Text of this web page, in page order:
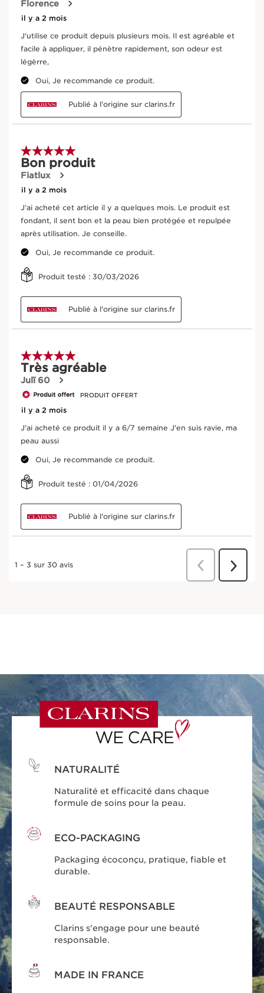
NATURALITÉ
Naturalité et efficacité dans chaque
formule de soins pour la peau.
ECO-PACKAGING
Packaging écoconçu, pratique, fiable et
durable.
BEAUTÉ RESPONSABLE
Clarins s'engage pour une beauté
responsable.
MADE IN FRANCE